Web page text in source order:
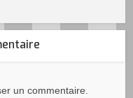
un commentaire.